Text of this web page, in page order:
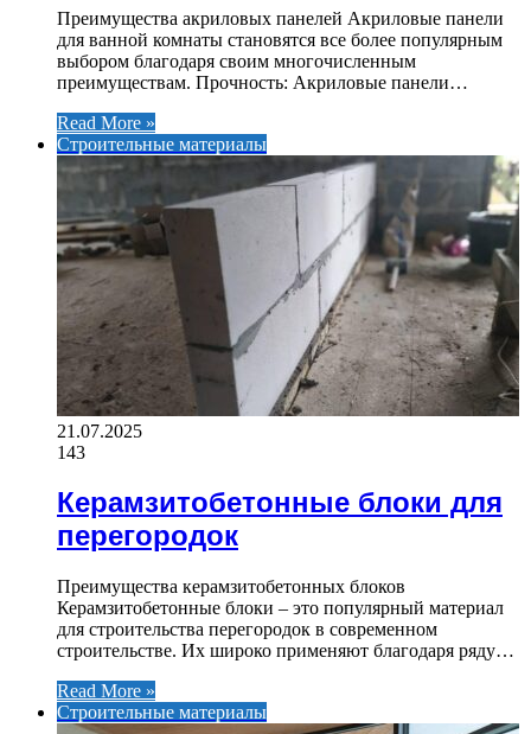
Преимущества акриловых панелей Акриловые панели
для ванной комнаты становятся все более популярным
выбором благодаря своим многочисленным
преимуществам. Прочность: Акриловые панели…
Read More »
Строительные материалы
21.07.2025
143
Керамзитобетонные блоки для
перегородок
Преимущества керамзитобетонных блоков
Керамзитобетонные блоки – это популярный материал
для строительства перегородок в современном
строительстве. Их широко применяют благодаря ряду…
Read More »
Строительные материалы